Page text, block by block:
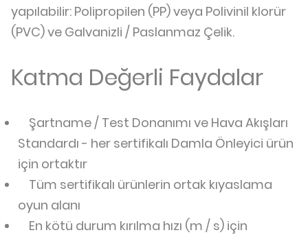
yapılabilir: Polipropilen (PP) veya Polivinil klorür
(PVC) ve Galvanizli / Paslanmaz Çelik.
Katma Değerli Faydalar
Şartname / Test Donanımı ve Hava Akışları
Standardı - her sertifikalı Damla Önleyici ürün
için ortaktır
Tüm sertifikalı ürünlerin ortak kıyaslama
oyun alanı
En kötü durum kırılma hızı (m / s) için